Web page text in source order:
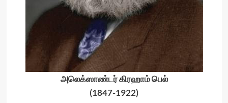
அலெக்ஸாண்டர் கிரஹாம் பெல்
(1847-1922)